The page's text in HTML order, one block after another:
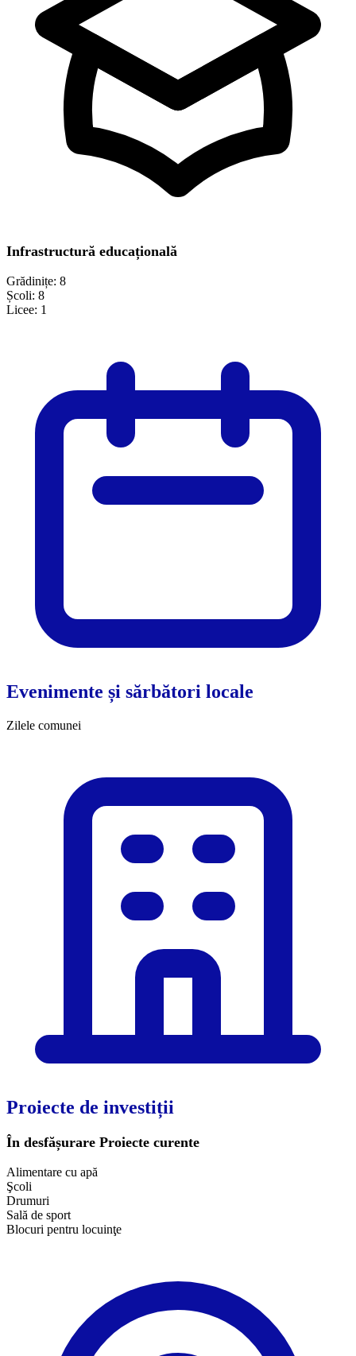
Infrastructură educațională
Grădinițe: 8
Școli: 8
Licee: 1
Evenimente și sărbători locale
Zilele comunei
Proiecte de investiții
În desfășurare Proiecte curente
Alimentare cu apă
Şcoli
Drumuri
Sală de sport
Blocuri pentru locuinţe